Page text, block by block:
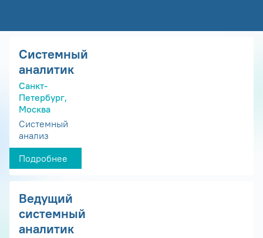
Системный
аналитик
Санкт-
Петербург,
Москва
Системный
анализ
Подробнее
Ведущий
системный
аналитик